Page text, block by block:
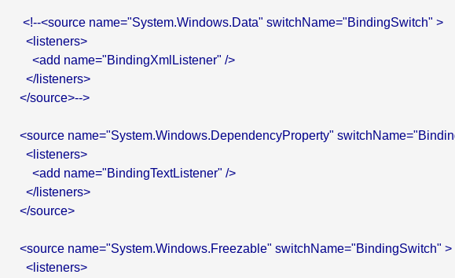
       <!--<source name="System.Windows.Data" switchName="BindingSwitch" >
        <listeners>
          <add name="BindingXmlListener" />
        </listeners>
      </source>-->
<source name="System.Windows.DependencyProperty"
        <listeners>
          <add name="BindingTextListener" />
        </listeners>
      </source>
      <source name="System.Windows.Freezable" switchName="BindingSwitch" >
        <listeners>